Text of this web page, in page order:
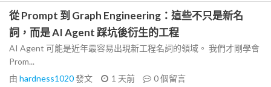
從 Prompt 到 Graph Engineering：這些不只是新名
詞，而是 AI Agent 踩坑後衍生的工程
AI Agent 可能是近年最容易出現新工程名詞的領域。 我們才剛學會
Prom...
由 hardness1020發文 1 天前 0個留言